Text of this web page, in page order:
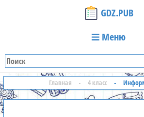
GDZ.PUB
Меню
Главная 4 класс